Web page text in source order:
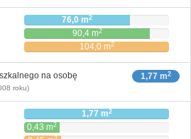
76,0 m2
90,4 m2
104,0 m2
1,77 m2
na osobę
roku)
1,77 m2
0,43 m2